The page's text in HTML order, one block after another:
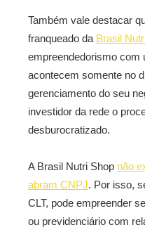
Também vale destacar
franqueado da Brasil
empreendedorismo com
acontecem somente no
gerenciamento do seu
investidor da rede o
desburocratizado.
A Brasil Nutri Shop não
abram CNPJ. Por isso,
CLT, pode empreender
ou previdenciário com